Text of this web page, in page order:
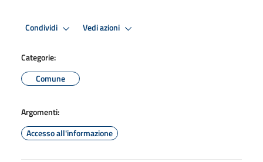
Condividi Vedi azioni
Categorie:
Comune
Argomenti:
Accesso all'informazione